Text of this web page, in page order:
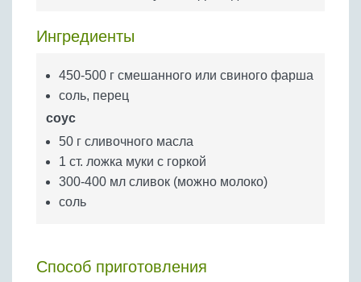
Яйца
Ингредиенты
450-500 г смешанного или свиного фарша
соль, перец
соус
50 г сливочного масла
1 ст. ложка муки с горкой
300-400 мл сливок (можно молоко)
соль
Способ приготовления